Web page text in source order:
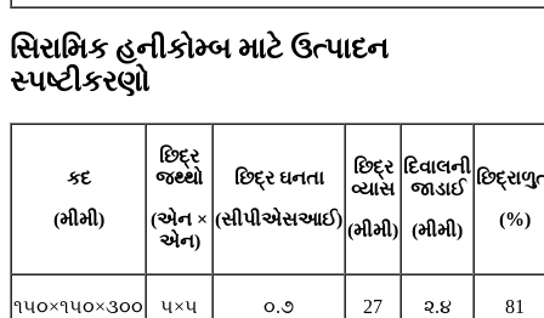
સિરામિક હનીકોમ્બ માટે ઉત્પાદન
સ્પષ્ટીકરણો
કદ
(મીમી)
છિદ્ર
જથ્થો
(એન ×
એન)
છિદ્ર ઘનતા
(સીપીએસઆઈ)
છિદ્ર
વ્યાસ
(મીમી)
દિવાલની
જાડાઈ
(મીમી)
(%)
૧૫૦×૧૫૦×૩૦૦ ૫×૫ ૦.૭ 27 ૨.૪ 81